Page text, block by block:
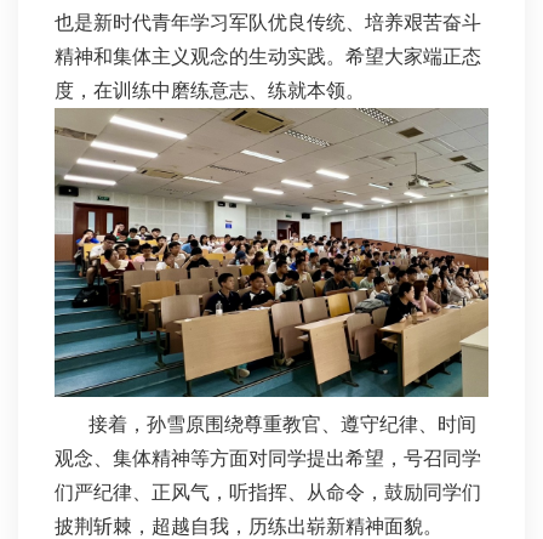
也是新时代青年学习军队优良传统、培养艰苦奋斗
精神和集体主义观念的生动实践。希望大家端正态
度，在训练中磨练意志、练就本领。
接着，孙雪原围绕尊重教官、遵守纪律、时间
观念、集体精神等方面对同学提出希望，号召同学
们严纪律、正风气，听指挥、从命令，鼓励同学们
披荆斩棘，超越自我，历练出崭新精神面貌。